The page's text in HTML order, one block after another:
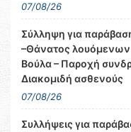
07/08/26
Σύλληψη για
–Θάνατος λουόμενων
Βούλα – Παροχή
Διακομιδή ασθενούς
07/08/26
Συλλήψεις για